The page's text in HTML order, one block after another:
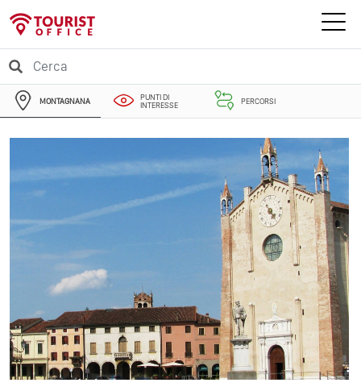
MONTAGNANA
PUNTI DI
INTERESSE
PERCORSI